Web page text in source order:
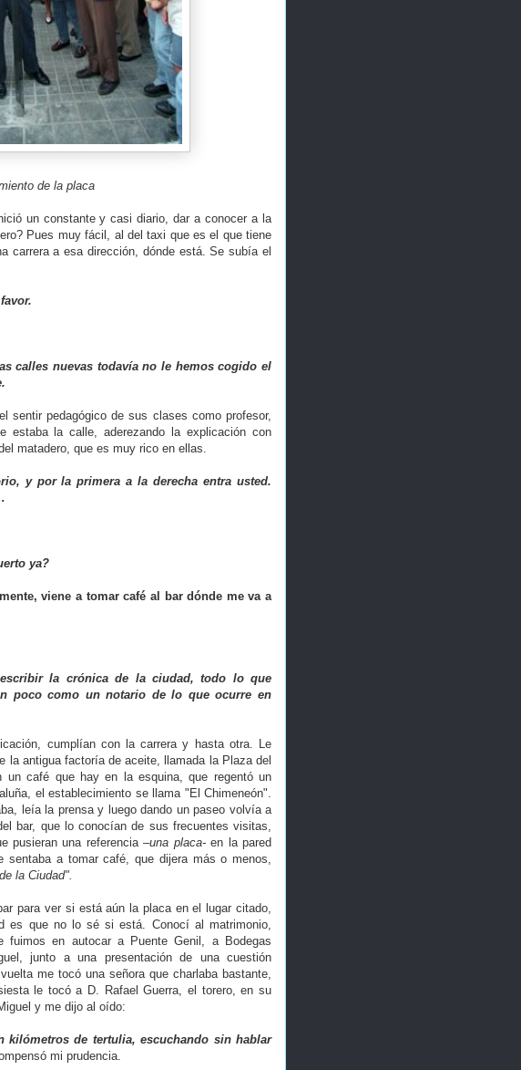
de la placa
un constante y casi diario, dar a conocer a la
Pues muy fácil, al del taxi que es el que tiene
carrera a esa dirección, dónde está. Se subía el
calles nuevas todavía no le hemos cogido el
sentir pedagógico de sus clases como profesor,
estaba la calle, aderezando la explicación con
matadero, que es muy rico en ellas.
y por la primera a la derecha entra usted.
ya?
viene a tomar café al bar dónde me va a
la crónica de la ciudad, todo lo que
poco como un notario de lo que ocurre en
cumplían con la carrera y hasta otra. Le
la antigua factoría de aceite, llamada la Plaza del
café que hay en la esquina, que regentó un
el establecimiento se llama "El Chimeneón".
leía la prensa y luego dando un paseo volvía a
bar, que lo conocían de sus frecuentes visitas,
pusieran una referencia–una placa-en la pared
sentaba a tomar café, que dijera más o menos,
la Ciudad".
para ver si está aún la placa en el lugar citado,
es que no lo sé si está. Conocí al matrimonio,
fuimos en autocar a Puente Genil, a Bodegas
junto a una presentación de una cuestión
me tocó una señora que charlaba bastante,
le tocó a D. Rafael Guerra, el torero, en su
y me dijo al oído:
kilómetros de tertulia, escuchando sin hablar
mi prudencia.